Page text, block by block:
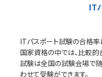
IT
ITパスポート試験の合格率
国家資格の中では、比較的
試験は全国の試験会場で
わせて受験ができます。